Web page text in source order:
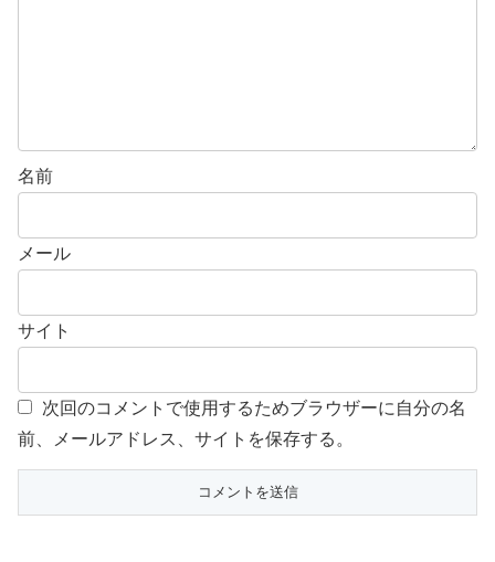
名前
メール
サイト
次回のコメントで使用するためブラウザーに自分の名
前、メールアドレス、サイトを保存する。